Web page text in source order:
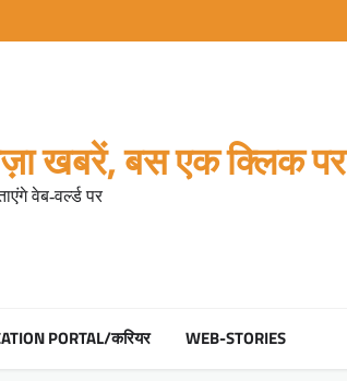
खबरें, बस एक क्लिक पर
वेब-वर्ल्ड पर
PORTAL/करियर WEB-STORIES